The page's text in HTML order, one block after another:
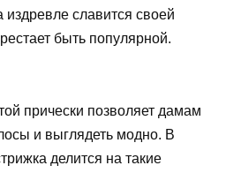
издревле славится своей
быть популярной.
прически позволяет дамам
и выглядеть модно. В
делится на такие